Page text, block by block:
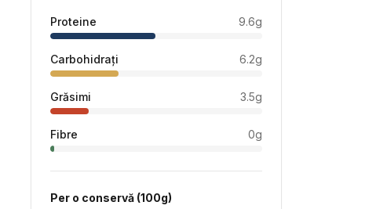
Proteine 9.6g
Carbohidrați 6.2g
Grăsimi 3.5g
Fibre 0g
Per o conservă (100g)